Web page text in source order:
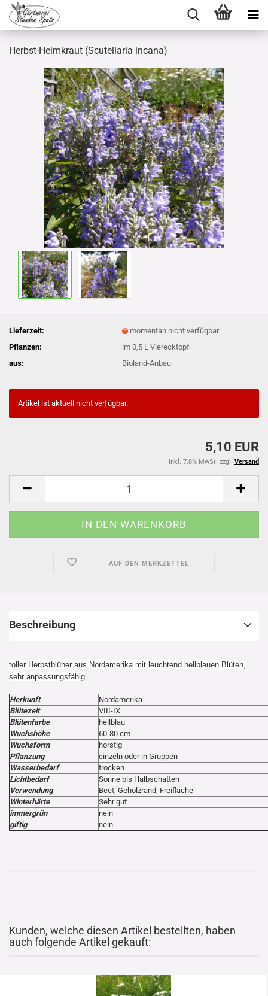
Herbst-Helmkraut (Scutellaria incana)
Lieferzeit:
momentan nicht verfügbar
Pflanzen:
im 0,5 L Vierecktopf
aus:
Bioland-Anbau
Artikel ist aktuell nicht verfügbar.
5,10 EUR
inkl. 7.8% MwSt. zzgl. Versand
AUF DEN MERKZETTEL
Beschreibung
toller Herbstblüher aus Nordamerika mit leuchtend hellblauen Blüten,
sehr anpassungsfähig
Herkunft
Nordamerika
Blütezeit
VIII-IX
Blütenfarbe
hellblau
Wuchshöhe
60-80 cm
Wuchsform
horstig
Pflanzung
einzeln oder in Gruppen
Wasserbedarf
trocken
Lichtbedarf
Sonne bis Halbschatten
Verwendung
Beet, Gehölzrand, Freifläche
Winterhärte
Sehr gut
immergrün
nein
giftig
nein
Kunden, welche diesen Artikel bestellten, haben
auch folgende Artikel gekauft: